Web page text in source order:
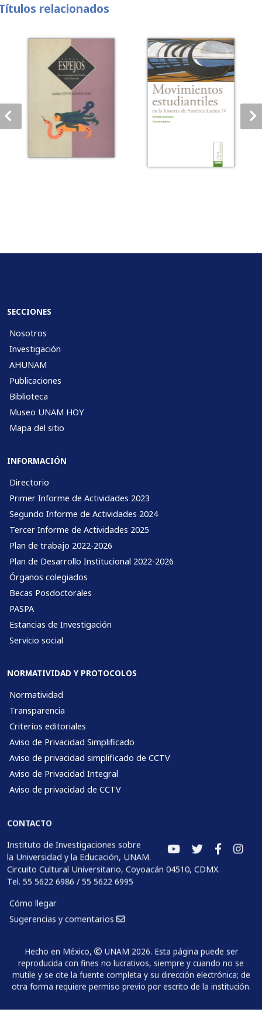
relacionados
SECCIONES
Nosotros
Investigación
AHUNAM
Publicaciones
Biblioteca
Museo UNAM HOY
Mapa del sitio
INFORMACIÓN
Directorio
Primer Informe de Actividades 2023
Segundo Informe de Actividades 2024
Tercer Informe de Actividades 2025
Plan de trabajo 2022-2026
Plan de Desarrollo Institucional 2022-2026
Órganos colegiados
Becas Posdoctorales
PASPA
Estancias de Investigación
Servicio social
NORMATIVIDAD Y PROTOCOLOS
Normatividad
Transparencia
Criterios editoriales
Aviso de Privacidad Simplificado
Aviso de privacidad simplificado de CCTV
Aviso de Privacidad Integral
Aviso de privacidad de CCTV
CONTACTO
Instituto de Investigaciones sobre
la Universidad y la Educación, UNAM.
Circuito Cultural Universitario, Coyoacán 04510, CDMX.
Tel. 55 5622 6986 / 55 5622 6995
Cómo llegar
Sugerencias y comentarios
Hecho en México,
UNAM 2026. Esta página puede ser
reproducida con fines no lucrativos, siempre y cuando no se
mutile y se cite la fuente completa y su dirección electrónica; de
otra forma requiere permiso previo por escrito de la institución.